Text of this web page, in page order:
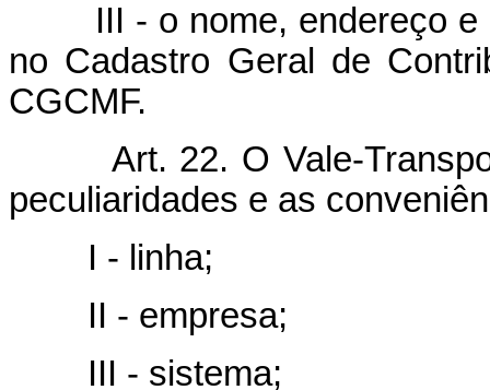
III - o nome, endereço e
no Cadastro Geral de
CGCMF.
Art. 22. O Vale-
peculiaridades e as
I - linha;
II - empresa;
III - sistema;